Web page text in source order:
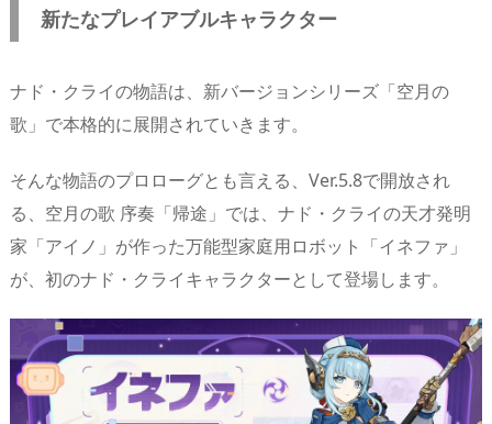
新たなプレイアブルキャラクター
ナド・クライの物語は、新バージョンシリーズ「空月の
歌」で本格的に展開されていきます。
そんな物語のプロローグとも言える、Ver.5.8で開放され
る、空月の歌 序奏「帰途」では、ナド・クライの天才発明
家「アイノ」が作った万能型家庭用ロボット「イネファ」
が、初のナド・クライキャラクターとして登場します。